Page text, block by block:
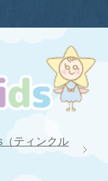
ティンクル